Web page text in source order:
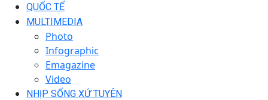
QUỐC TẾ
MULTIMEDIA
Photo
Infographic
Emagazine
Video
NHỊP SỐNG XỨ TUYÊN